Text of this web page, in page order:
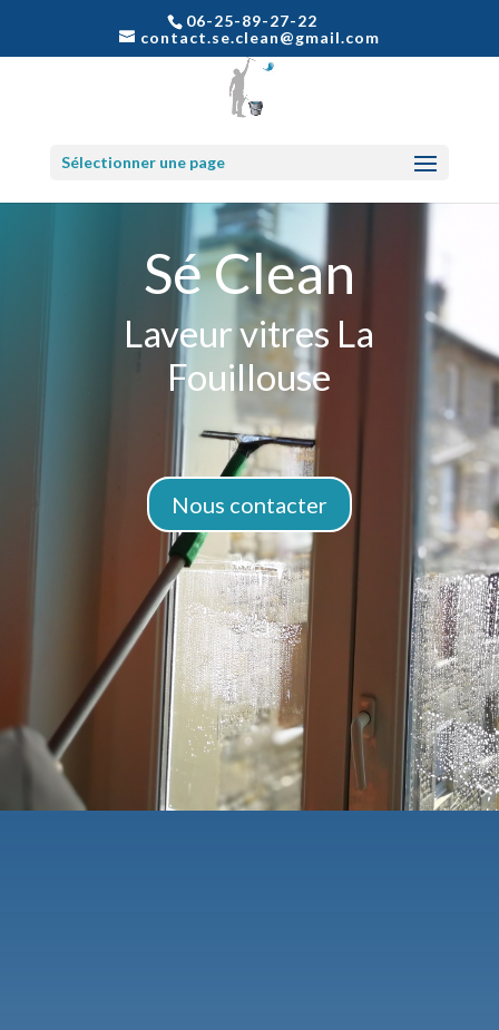
06-25-89-27-22
contact.se.clean@gmail.com
Sélectionner une page
Sé Clean
Laveur vitres La
Fouillouse
Nous contacter